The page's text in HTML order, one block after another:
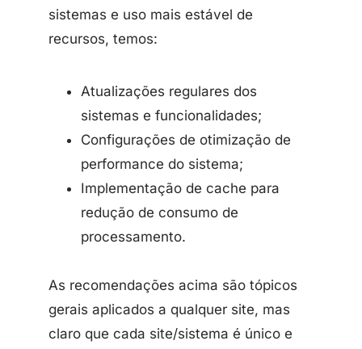
sistemas e uso mais estável de
recursos, temos:
Atualizações regulares dos
sistemas e funcionalidades;
Configurações de otimização de
performance do sistema;
Implementação de cache para
redução de consumo de
processamento.
As recomendações acima são tópicos
gerais aplicados a qualquer site, mas
claro que cada site/sistema é único e